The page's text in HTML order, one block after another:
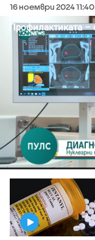
16 ноември 2024 11:40